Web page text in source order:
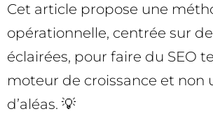
Cet article propose une
opérationnelle, centrée sur
éclairées, pour faire du SEO
moteur de croissance et non
d’aléas. 💡